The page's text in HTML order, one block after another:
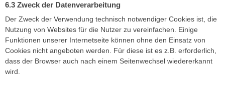
Zweck der Datenverarbeitung
Der Zweck der Verwendung technisch notwendiger Cookies ist, die
Nutzung von Websites für die Nutzer zu vereinfachen. Einige
Funktionen unserer Internetseite können ohne den Einsatz von
Cookies nicht angeboten werden. Für diese ist es z.B. erforderlich,
dass der Browser auch nach einem Seitenwechsel wiedererkannt
wird.